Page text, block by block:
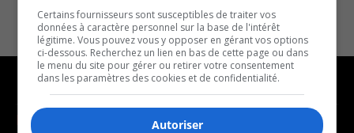
NOUVELLES MUSIQUE
Certains fournisseurs sont susceptibles de traiter vos
données à caractère personnel sur la base de l'intérêt
légitime. Vous pouvez vous y opposer en gérant vos options
ci-dessous. Recherchez un lien en bas de cette page ou dans
le menu du site pour gérer ou retirer votre consentement
dans les paramètres des cookies et de confidentialité.
Autoriser